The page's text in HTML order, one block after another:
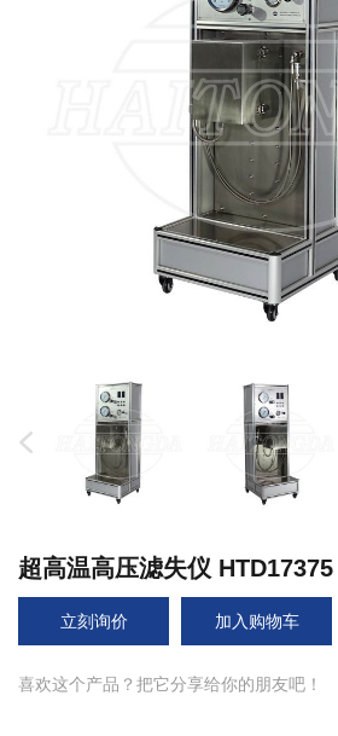
超高温高压滤失仪 HTD17375
立刻询价 加入购物车
喜欢这个产品？把它分享给你的朋友吧！